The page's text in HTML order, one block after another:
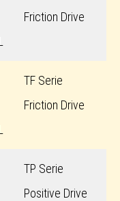
Friction Drive
TF Serie
Friction Drive
TP Serie
Positive Drive